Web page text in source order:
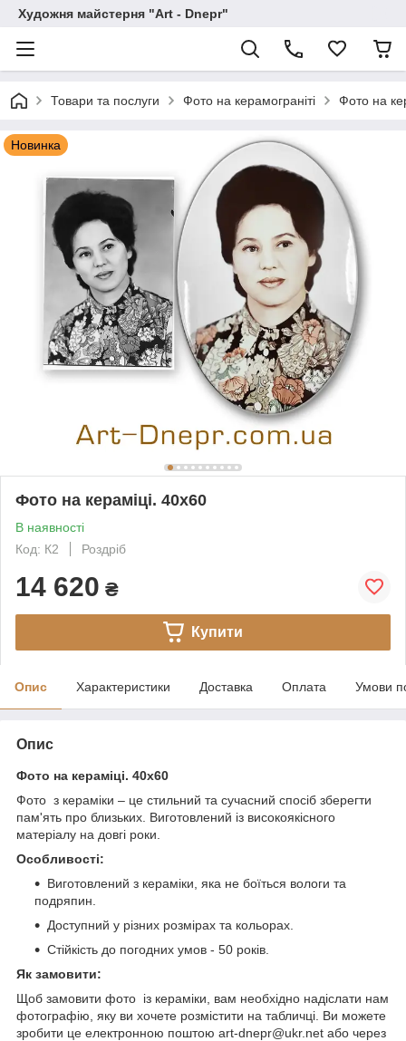
Художня майстерня "Art - Dnepr"
Товари та послуги Фото на керамограніті Фото на
Новинка
Фото на кераміці. 40х60
В наявності
Код: К2
Роздріб
14 620 ₴
Купити
Опис Характеристики Доставка Оплата Умови
Опис
Фото на кераміці. 40х60
Фото з кераміки – це стильний та сучасний спосіб зберегти
пам'ять про близьких. Виготовлений із високоякісного
матеріалу на довгі роки.
Особливості:
Виготовлений з кераміки, яка не боїться вологи та
подряпин.
Доступний у різних розмірах та кольорах.
Стійкість до погодних умов - 50 років.
Як замовити:
Щоб замовити фото із кераміки, вам необхідно надіслати нам
фотографію, яку ви хочете розмістити на табличці. Ви можете
зробити це електронною поштою art-dnepr@ukr.net або через